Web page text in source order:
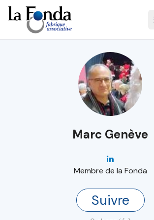
Aller
au
contenu
principal
Marc Genève
Membre de la Fonda
Suivre